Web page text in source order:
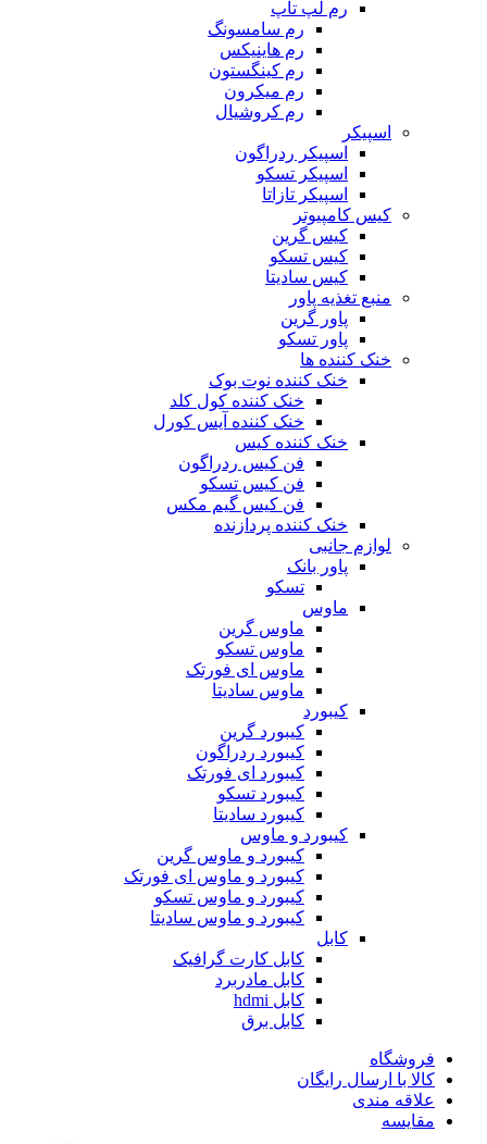
رم لپ تاپ
رم سامسونگ
رم هاینیکس
رم کینگستون
رم میکرون
رم کروشیال
اسپیکر
اسپیکر ردراگون
اسپیکر تسکو
اسپیکر تازاتا
کیس کامپیوتر
کیس گرین
کیس تسکو
کیس سادیتا
منبع تغذیه‌ پاور
پاور گرین
پاور تسکو
خنک کننده ها
خنک کننده نوت بوک
خنک کننده کول کلد
خنک کننده آیس کورل
خنک کننده کیس
فن کیس ردراگون
فن کیس تسکو
فن کیس گیم مکس
خنک کننده پردازنده
لوازم جانبی
پاور بانک
تسکو
ماوس
ماوس گرین
ماوس تسکو
ماوس ای فورتک
ماوس سادیتا
کیبورد
کیبورد گرین
کیبورد ردراگون
کیبورد ای فورتک
کیبورد تسکو
کیبورد سادیتا
کیبورد و ماوس
کیبورد و ماوس گرین
کیبورد و ماوس ای فورتک
کیبورد و ماوس تسکو
کیبورد و ماوس سادیتا
کابل
کابل کارت گرافیک
کابل مادربرد
کابل hdmi
کابل برق
فروشگاه
کالا با ارسال رایگان
علاقه مندی
مقایسه